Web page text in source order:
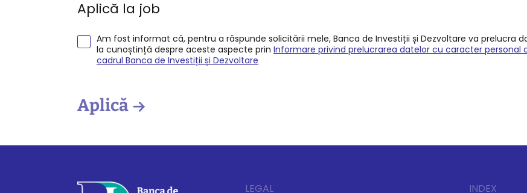
Aplică la job
Am fost informat că, pentru a răspunde solicitării mele, Banca de Investiții și Dezvoltare va prelucra
la cunoștință despre aceste aspecte prin Informare privind prelucrarea datelor cu caracter personal
cadrul Banca de Investiții și Dezvoltare
Aplică
LEGAL INDEX